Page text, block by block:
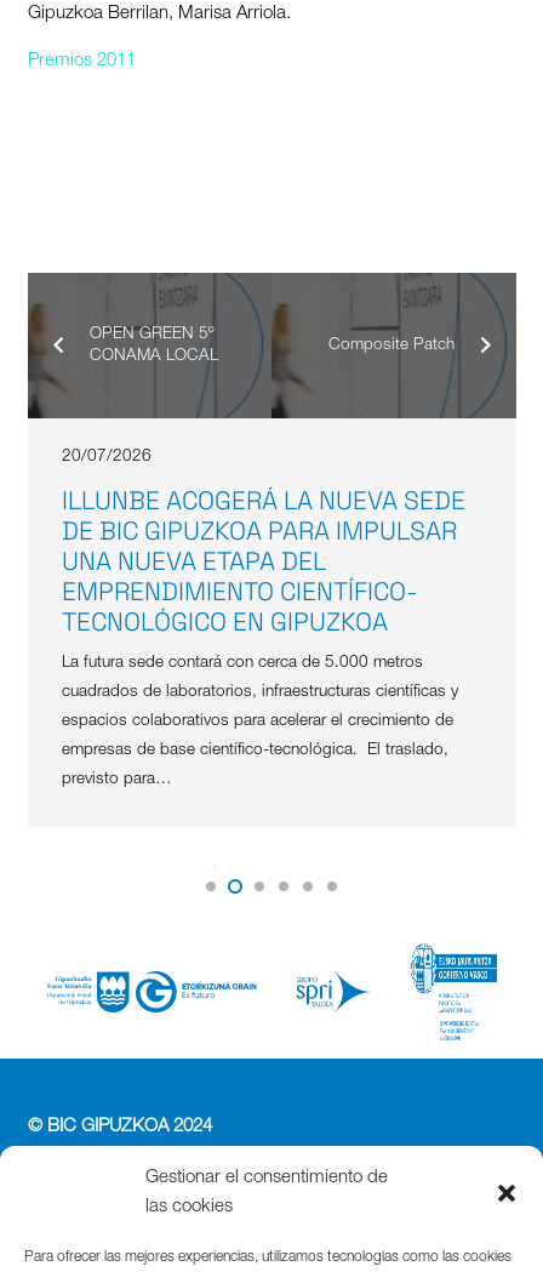
Gestionar el consentimiento de
las cookies
Para ofrecer las mejores experiencias, utilizamos tecnologías como las cookies
Gipuzkoa Berrilan, Marisa Arriola.
Premios 2011
OPEN GREEN 5º
CONAMA LOCAL
Composite Patch
20/07/2026
ILLUNBE ACOGERÁ LA NUEVA SEDE
DE BIC GIPUZKOA PARA IMPULSAR
UNA NUEVA ETAPA DEL
EMPRENDIMIENTO CIENTÍFICO-
TECNOLÓGICO EN GIPUZKOA
La futura sede contará con cerca de 5.000 metros
cuadrados de laboratorios, infraestructuras científicas y
espacios colaborativos para acelerar el crecimiento de
empresas de base científico-tecnológica. El traslado,
previsto para…
© BIC GIPUZKOA 2024
PERFIL DEL CONTRATANTE
ACCESIBILIDAD
POLÍTICA DE COOKIES